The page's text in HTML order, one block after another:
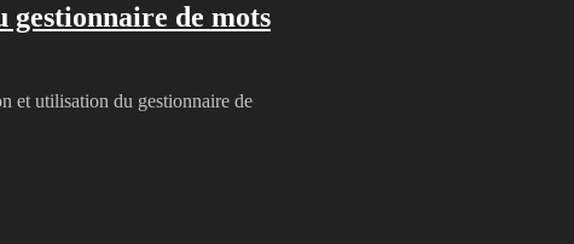
de mots
et utilisation du gestionnaire de